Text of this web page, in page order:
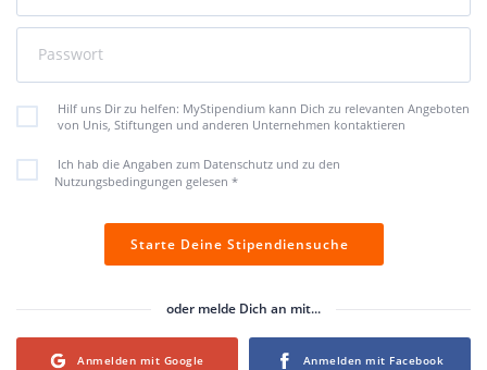
Passwort
Hilf uns Dir zu helfen: MyStipendium kann Dich zu relevanten Angeboten
von Unis, Stiftungen und anderen Unternehmen kontaktieren
Ich hab die Angaben zum Datenschutz und zu den
Nutzungsbedingungen gelesen *
Starte Deine Stipendiensuche
oder melde Dich an mit...